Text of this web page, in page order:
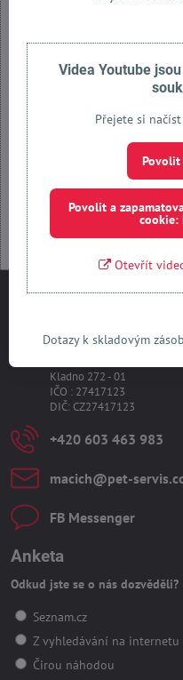
Přejete si
Povolit a zapamatovat -
Otevřít
PET-SERVIS s​.r​.o​.
Kladno 272 - 01
IČO : 27417123
DIČ: CZ27417123
+420 603 463 983
macich​@pet-
FB Messenger
Anketa
Odkud jste se o nás dozvěděli?
Seznam.cz
Z vyhledávání na internetu
Čirou náhodou
Videa Youtube
Přejete si
Povolit a
cookie:
Otevřít
Dotazy k skladovým